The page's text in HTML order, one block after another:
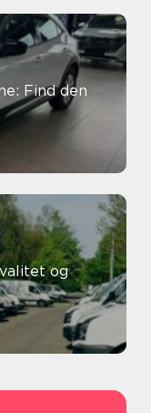
Find den
og